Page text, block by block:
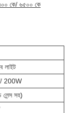
কে/ ৬৫০০ কে
লাইট
200W
লেন্স সহ)